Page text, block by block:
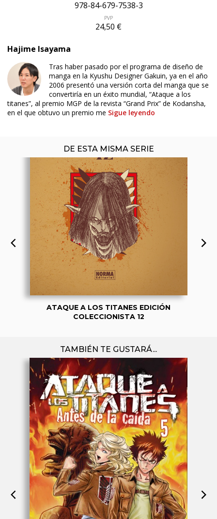
978-84-679-7538-3
PVP
24,50 €
Hajime Isayama
Tras haber pasado por el programa de diseño de
manga en la Kyushu Designer Gakuin, ya en el año
2006 presentó una versión corta del manga que se
convertiría en un éxito mundial, “Ataque a los
titanes”, al premio MGP de la revista “Grand Prix” de Kodansha,
en el que obtuvo un premio me Sigue leyendo
DE ESTA MISMA SERIE
ÚLTIMO NÚMERO PUBLICADO
ATAQUE A LOS TITANES EDICIÓN
COLECCIONISTA 12
TAMBIÉN TE GUSTARÁ...